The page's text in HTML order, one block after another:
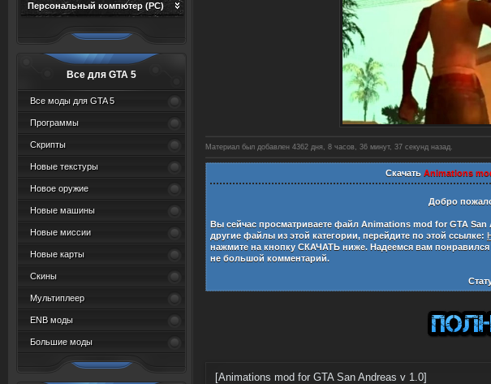
Персональный компютер (PC)
Все для GTA 5
Все моды для GTA 5
Программы
Скрипты
Новые текстуры
Новое оружие
Новые машины
Новые миссии
Новые карты
Скины
Мультиплеер
ENB моды
Большие моды
Материал был добавлен 4362 дня, 8 часов, 36 минут, 38 секунд назад.
СкачатьAnimations
Добро
Вы сейчас просматриваете файл Animations mod for GTA San
другие файлы из этой категории, перейдите по этой ссылке:
нажмите на кнопку СКАЧАТЬ ниже. Надеемся вам
не большой комментарий.
[Animations mod for GTA San Andreas v 1.0]